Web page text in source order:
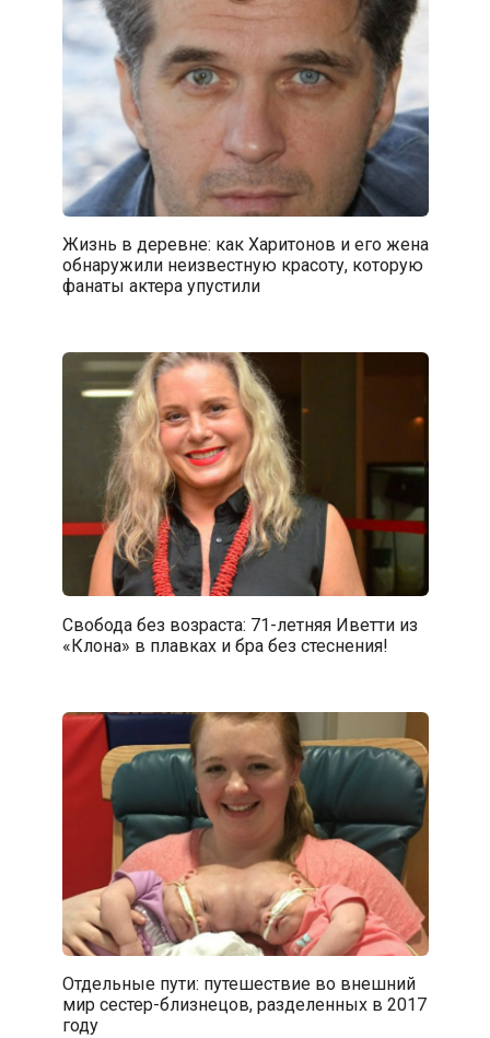
Жизнь в деревне: как Харитонов и его жена
обнаружили неизвестную красоту, которую
фанаты актера упустили
Свобода без возраста: 71-летняя Иветти из
«Клона» в плавках и бра без стеснения!
Отдельные пути: путешествие во внешний
мир сестер-близнецов, разделенных в 2017
году